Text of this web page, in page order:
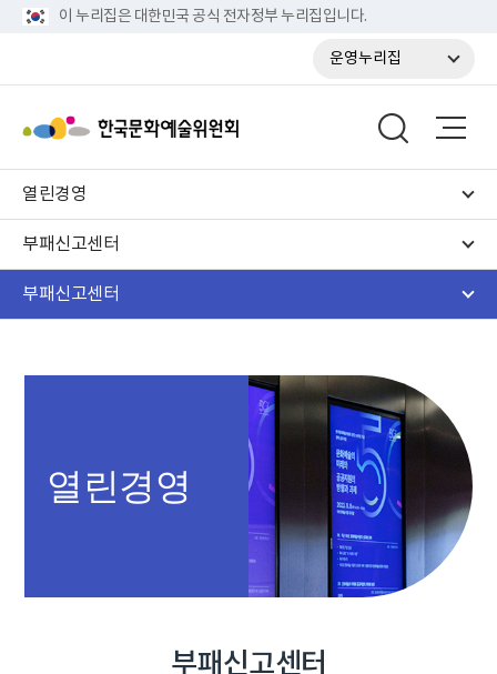
이 누리집은 대한민국 공식 전자정부 누리집입니다.
운영누리집
열린경영
부패신고센터
부패신고센터
열린경영
부패신고센터